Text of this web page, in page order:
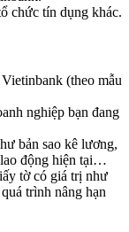
chức tín dụng khác.
(theo mẫu
nghiệp bạn đang
bản sao kê lương,
động hiện tại…
tờ có giá trị như
trình nâng hạn